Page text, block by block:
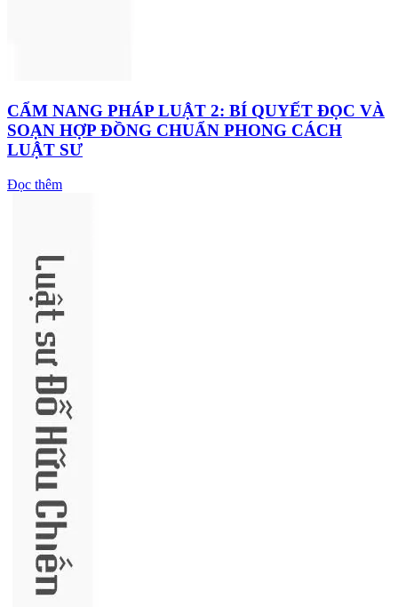
CẨM NANG PHÁP LUẬT 2: BÍ QUYẾT ĐỌC VÀ
SOẠN HỢP ĐỒNG CHUẨN PHONG CÁCH
LUẬT SƯ
Đọc thêm